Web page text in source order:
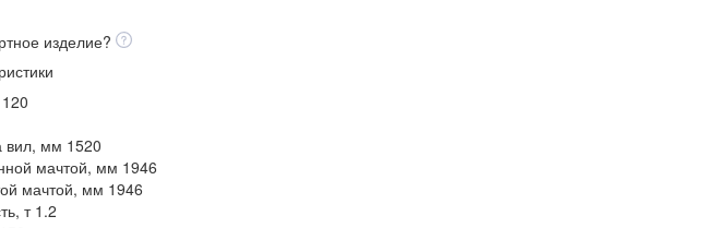
изделие?
120
вил, мм 1520
мачтой, мм 1946
мачтой, мм 1946
т 1.2